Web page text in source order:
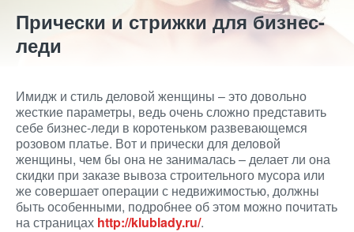
Прически и стрижки для бизнес-
леди
Имидж и стиль деловой женщины – это довольно
жесткие параметры, ведь очень сложно представить
себе бизнес-леди в коротеньком развевающемся
розовом платье. Вот и прически для деловой
женщины, чем бы она не занималась – делает ли она
скидки при заказе вывоза строительного мусора или
же совершает операции с недвижимостью, должны
быть особенными, подробнее об этом можно почитать
на страницах http://klublady.ru/.